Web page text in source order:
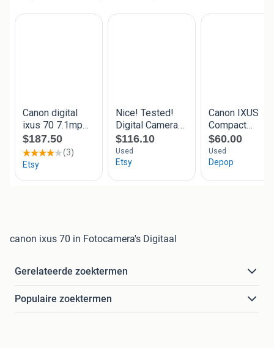
canon ixus 70 in Fotocamera's Digitaal
Gerelateerde zoektermen
Populaire zoektermen